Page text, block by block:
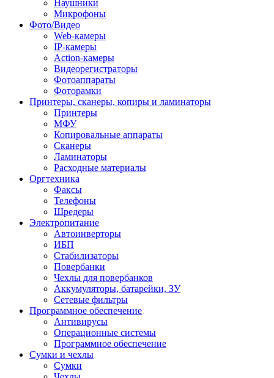
Наушники
Микрофоны
Фото/Видео
Web-камеры
IP-камеры
Action-камеры
Видеорегистраторы
Фотоаппараты
Фоторамки
Принтеры, сканеры, копиры и ламинаторы
Принтеры
МФУ
Копировальные аппараты
Сканеры
Ламинаторы
Расходные материалы
Оргтехника
Факсы
Телефоны
Шредеры
Электропитание
Автоинверторы
ИБП
Стабилизаторы
Повербанки
Чехлы для повербанков
Аккумуляторы, батарейки, ЗУ
Сетевые фильтры
Программное обеспечение
Антивирусы
Операционные системы
Программное обеспечение
Сумки и чехлы
Сумки